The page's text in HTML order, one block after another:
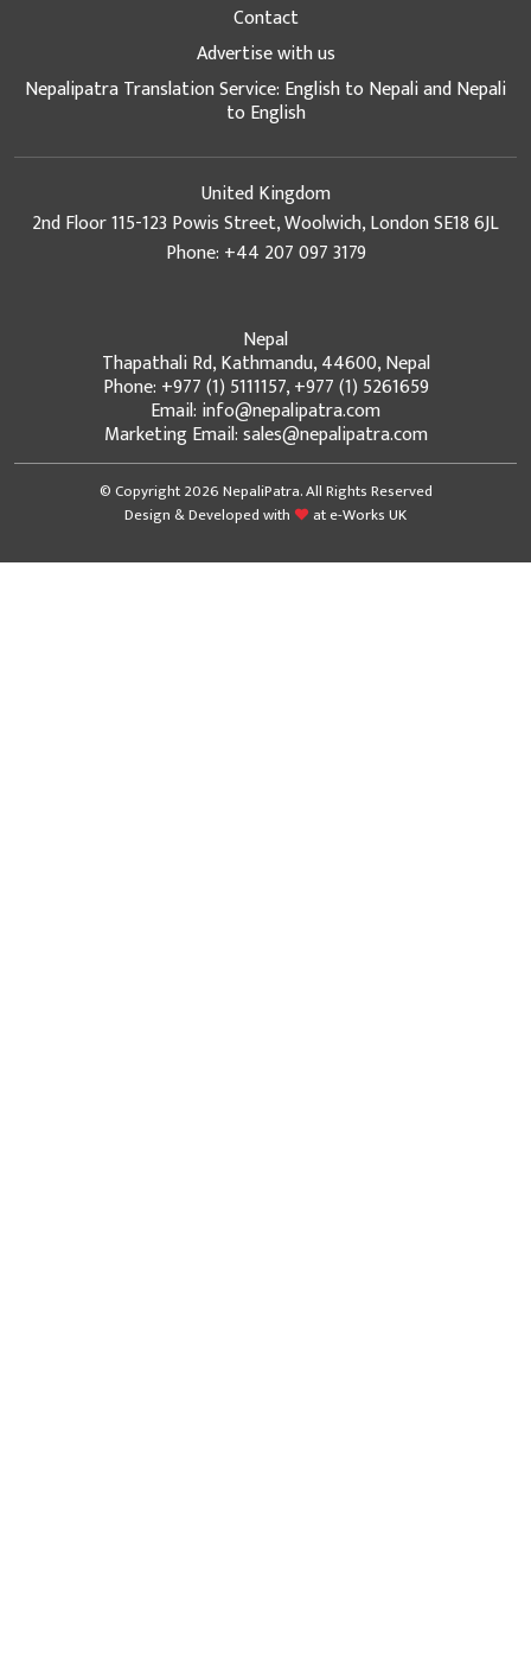
Contact
Advertise with us
Nepalipatra Translation Service: English to Nepali and Nepali
to English
United Kingdom
2nd Floor 115-123 Powis Street, Woolwich, London SE18 6JL
Phone: +44 207 097 3179
Nepal
Thapathali Rd, Kathmandu, 44600, Nepal
Phone: +977 (1) 5111157, +977 (1) 5261659
Email: info@nepalipatra.com
Marketing Email: sales@nepalipatra.com
© Copyright 2026 NepaliPatra. All Rights Reserved
Design & Developed with
ate-Works UK